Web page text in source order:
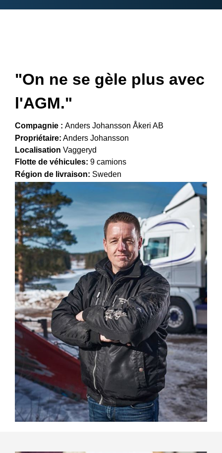
"On ne se gèle plus avec
l'AGM."
Compagnie : Anders Johansson Åkeri AB
Propriétaire: Anders Johansson
Localisation Vaggeryd
Flotte de véhicules: 9 camions
Région de livraison: Sweden